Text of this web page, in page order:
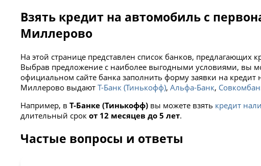
Взять кредит на автомобиль с
Миллерово
На этой странице представлен список банков, предлагающих
Выбрав предложение с наиболее выгодными условиями, вы
официальном сайте банка заполнить форму заявки на кредит
Миллерово выдаютТ-Банк (Тинькофф),Альфа-Банк,
Например, вТ-Банке (Тинькофф) вы можете взять кредит
длительный срокот 12 месяцев до 5 лет.
Частые вопросы и ответы